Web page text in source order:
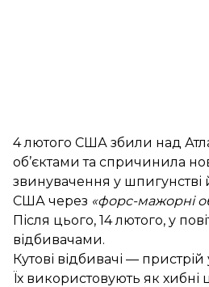
4 лютого США збили над
об’єктами та спричинила
звинувачення у шпигунстві
США через «форс-мажорні
Після цього, 14 лютого, у
відбивачами.
Кутові відбивачі —
Їх використовують як хибні